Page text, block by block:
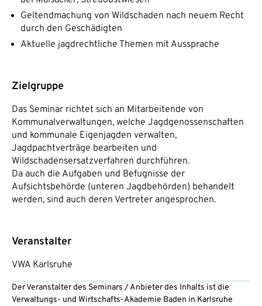
Geltendmachung von Wildschaden nach neuem Recht
durch den Geschädigten
Aktuelle jagdrechtliche Themen mit Aussprache
Zielgruppe
Das Seminar richtet sich an Mitarbeitende von
Kommunalverwaltungen, welche Jagdgenossenschaften
und kommunale Eigenjagden verwalten,
Jagdpachtverträge bearbeiten und
Wildschadensersatzverfahren durchführen.
Da auch die Aufgaben und Befugnisse der
Aufsichtsbehörde (unteren Jagdbehörden) behandelt
werden, sind auch deren Vertreter angesprochen.
Veranstalter
VWA Karlsruhe
Der Veranstalter des Seminars / Anbieter des Inhalts ist die
Verwaltungs- und Wirtschafts-Akademie Baden in Karlsruhe